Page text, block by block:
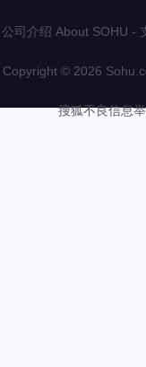
公司介绍 About SOHU -
Copyright © 2026
搜狐不良信息